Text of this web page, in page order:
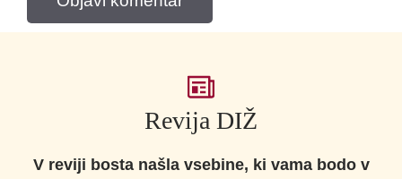
Revija DIŽ
V reviji bosta našla vsebine, ki vama bodo v